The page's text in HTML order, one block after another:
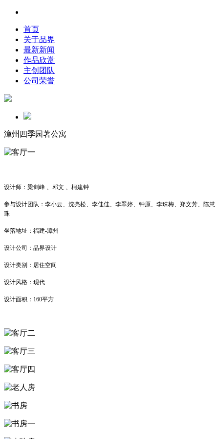
首页
关于品界
最新新闻
作品欣赏
主创团队
公司荣誉
漳州四季园著公寓
设计师：梁剑峰 、邓文 、柯建钟
参与设计团队：李小云、沈亮松、李佳佳、李翠婷、钟原、李珠梅、郑文芳、陈慧
珠
坐落地址：福建-漳州
设计公司：品界设计
设计类别：居住空间
设计风格：现代
设计面积：160平方